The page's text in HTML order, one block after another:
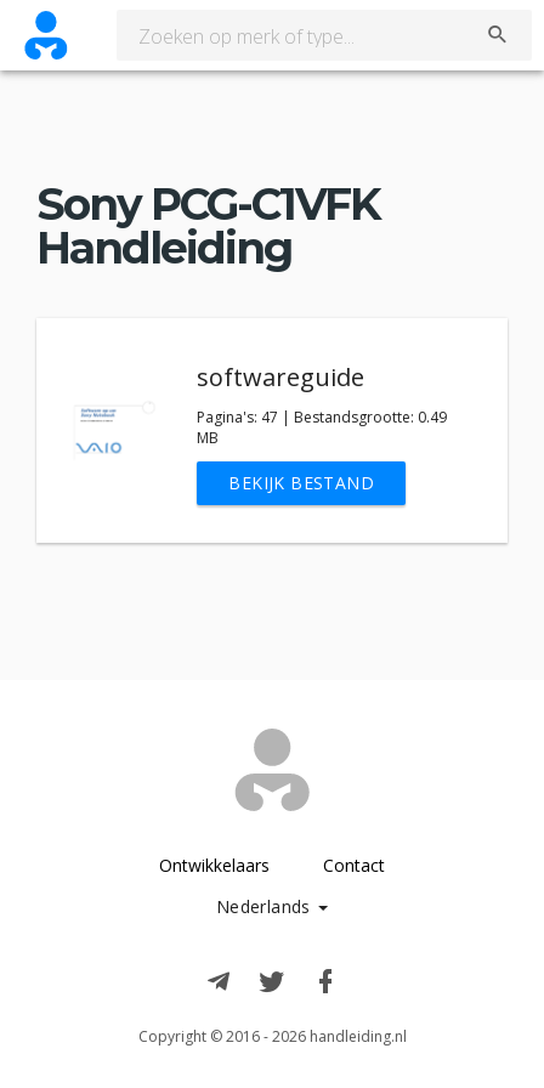
Sony PCG-C1VFK
Handleiding
softwareguide
Pagina's: 47 | Bestandsgrootte: 0.49
MB
BEKIJK BESTAND
Ontwikkelaars
Contact
Nederlands
Copyright © 2016 - 2026 handleiding.nl